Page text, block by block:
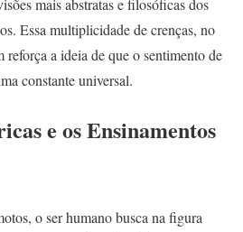
mais abstratas e filosóficas dos
Essa multiplicidade de crenças, no
a ideia de que o sentimento de
constante universal.
e os Ensinamentos
o ser humano busca na figura